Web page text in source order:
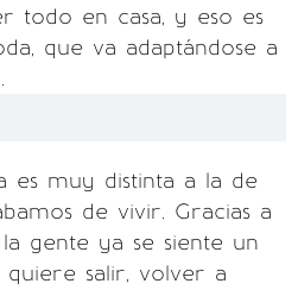
todo en casa, y eso es
que va adaptándose a
es muy distinta a la de
de vivir. Gracias a
gente ya se siente un
salir, volver a